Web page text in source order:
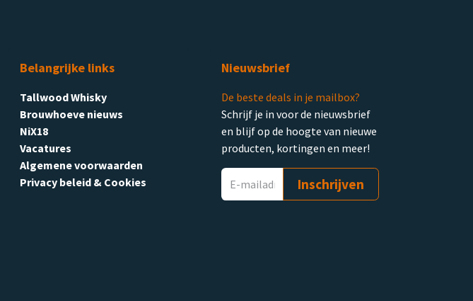
Belangrijke links
Tallwood Whisky
Brouwhoeve nieuws
NiX18
Vacatures
Algemene voorwaarden
Privacy beleid & Cookies
Nieuwsbrief
De beste deals in je mailbox?
Schrijf je in voor de nieuwsbrief
en blijf op de hoogte van nieuwe
producten, kortingen en meer!
Inschrijven